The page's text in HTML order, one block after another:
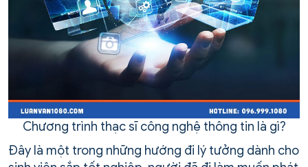
Chương trình thạc sĩ công nghệ thông tin là gì?
Đây là một trong những hướng đi lý tưởng dành cho